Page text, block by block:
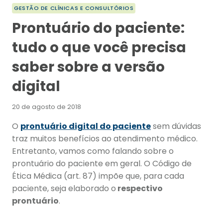
GESTÃO DE CLÍNICAS E CONSULTÓRIOS
Prontuário do paciente:
tudo o que você precisa
saber sobre a versão
digital
20 de agosto de 2018
O prontuário digital do pacientesem dúvidas
traz muitos benefícios ao atendimento médico.
Entretanto, vamos como falando sobre o
prontuário do paciente em geral. O Código de
Ética Médica (art. 87) impõe que, para cada
paciente, seja elaborado o respectivo
prontuário.